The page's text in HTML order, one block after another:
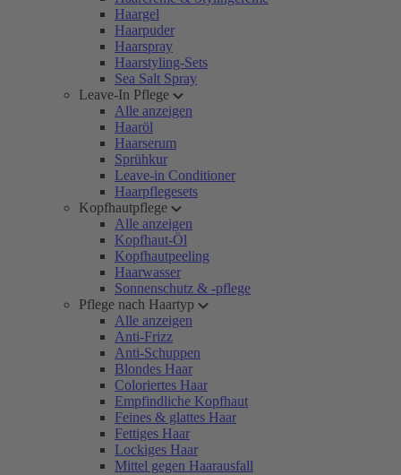
Haargel
Haarpuder
Haarspray
Haarstyling-Sets
Sea Salt Spray
Leave-In Pflege
Alle anzeigen
Haaröl
Haarserum
Sprühkur
Leave-in Conditioner
Haarpflegesets
Kopfhautpflege
Alle anzeigen
Kopfhaut-Öl
Kopfhautpeeling
Haarwasser
Sonnenschutz & -pflege
Pflege nach Haartyp
Alle anzeigen
Anti-Frizz
Anti-Schuppen
Blondes Haar
Coloriertes Haar
Empfindliche Kopfhaut
Feines & glattes Haar
Fettiges Haar
Lockiges Haar
Mittel gegen Haarausfall